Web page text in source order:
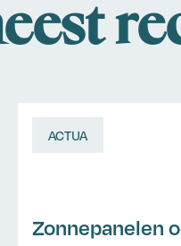
ACTUA
Zonnepanelen